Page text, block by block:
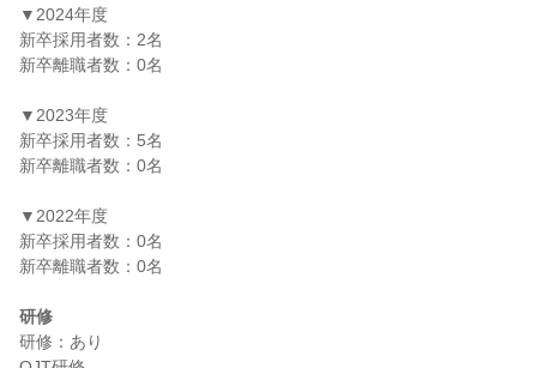
▼2024年度
新卒採用者数：2名
新卒離職者数：0名
▼2023年度
新卒採用者数：5名
新卒離職者数：0名
▼2022年度
新卒採用者数：0名
新卒離職者数：0名
研修
研修：あり